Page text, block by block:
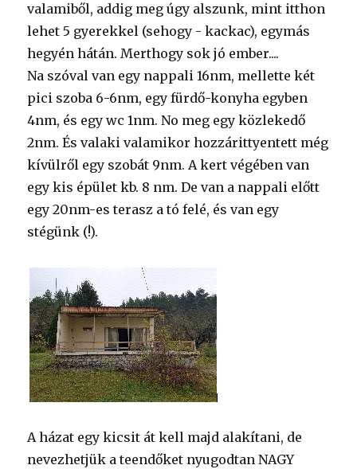
valamiből, addig meg úgy alszunk, mint itthon
lehet 5 gyerekkel (sehogy - kackac), egymás
hegyén hátán. Merthogy sok jó ember....
Na szóval van egy nappali 16nm, mellette két
pici szoba 6-6nm, egy fürdő-konyha egyben
4nm, és egy wc 1nm. No meg egy közlekedő
2nm. És valaki valamikor hozzárittyentett még
kívülről egy szobát 9nm. A kert végében van
egy kis épület kb. 8 nm. De van a nappali előtt
egy 20nm-es terasz a tó felé, és van egy
stégünk (!).
A házat egy kicsit át kell majd alakítani, de
nevezhetjük a teendőket nyugodtan NAGY